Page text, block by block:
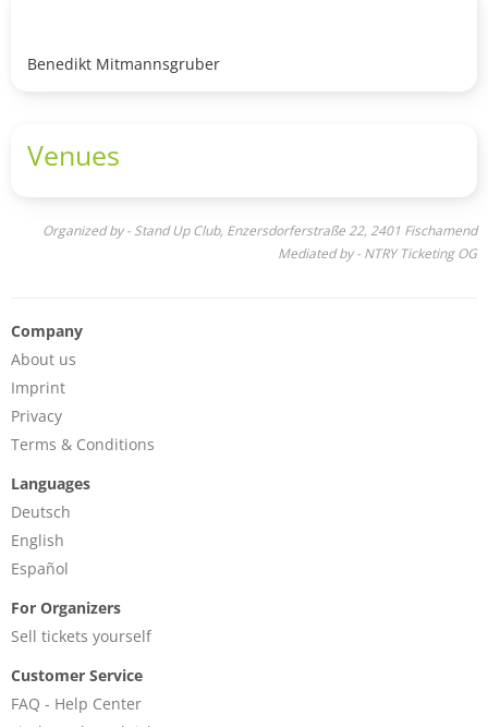
Benedikt Mitmannsgruber
Venues
Organized by - Stand Up Club, Enzersdorferstraße 22, 2401 Fischamend
Mediated by - NTRY Ticketing OG
Company
About us
Imprint
Privacy
Terms & Conditions
Languages
Deutsch
English
Español
For Organizers
Sell tickets yourself
Customer Service
FAQ - Help Center